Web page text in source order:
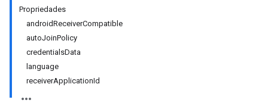
Propriedades
androidReceiverCompatible
autoJoinPolicy
credentialsData
language
receiverApplicationId